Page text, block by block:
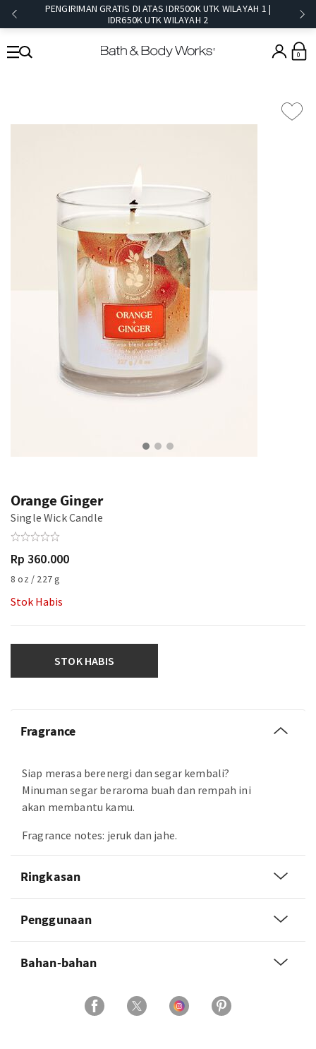
PENGIRIMAN GRATIS DI ATAS IDR500K UTK WILAYAH 1 |
IDR650K UTK WILAYAH 2​
0
Orange Ginger
Single Wick Candle
Rp 360.000
8 oz / 227 g
Stok Habis
STOK HABIS
Fragrance
Siap merasa berenergi dan segar kembali?
Minuman segar beraroma buah dan rempah ini
akan membantu kamu.
Fragrance notes: jeruk dan jahe.
Ringkasan
Penggunaan
Bahan-bahan